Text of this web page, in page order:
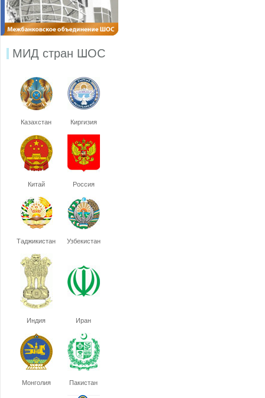
МИД стран ШОС
Казахстан Киргизия
Китай Россия
Таджикистан Узбекистан
Индия Иран
Монголия Пакистан